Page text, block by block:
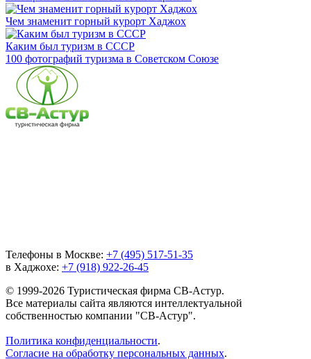
Чем знаменит горный курорт Хаджох
Каким был туризм в СССР
100 фотографий туризма в Советском Союзе
Телефоны в Москве: +7 (495) 517-51-35
в Хаджохе: +7 (918) 922-26-45
© 1999-2026 Туристическая фирма СВ-Астур.
Все материалы сайта являются интеллектуальной
собственностью компании "СВ-Астур".
Политика конфиденциальности.
Согласие на обработку персональных данных.